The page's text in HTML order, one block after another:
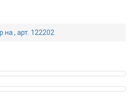
на , арт. 122202